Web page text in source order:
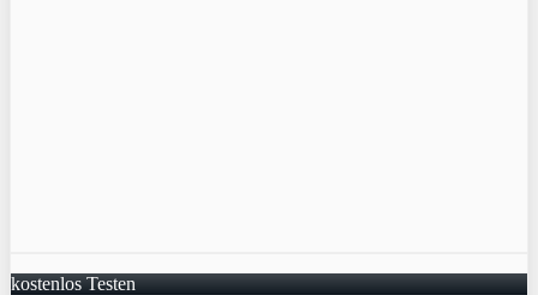
kostenlos Testen